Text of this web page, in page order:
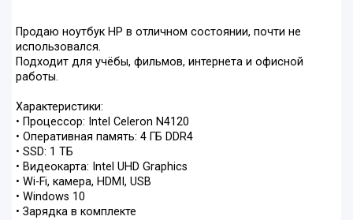
Продаю ноутбук HP в отличном состоянии, почти не
использовался.
Подходит для учёбы, фильмов, интернета и офисной
работы.
Характеристики:
• Процессор: Intel Celeron N4120
• Оперативная память: 4 ГБ DDR4
• SSD: 1 ТБ
• Видеокарта: Intel UHD Graphics
• Wi-Fi, камера, HDMI, USB
• Windows 10
• Зарядка в комплекте